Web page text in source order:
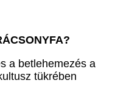
a betlehemezés a
tükrében